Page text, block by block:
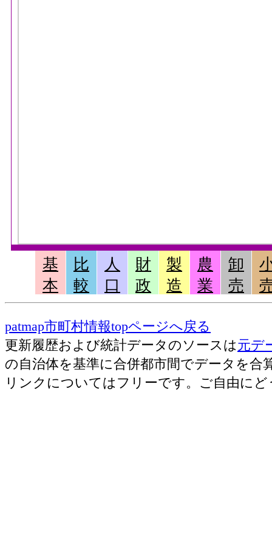
基
本
比
較
人
口
財
政
製
造
農
業
卸
売
patmap市町村情報topページへ戻る
更新履歴および統計データのソースは元デ
の自治体を基準に合併都市間でデータを合
リンクについてはフリーです。ご自由にど